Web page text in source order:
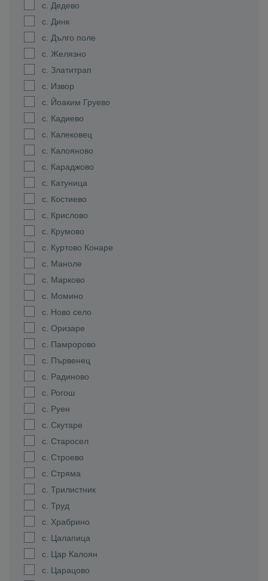
с. Дедево
с. Динк
с. Дълго поле
с. Желязно
с. Златитрап
с. Извор
с. Йоаким Груево
с. Кадиево
с. Калековец
с. Калояново
с. Караджово
с. Катуница
с. Костиево
с. Крислово
с. Крумово
с. Куртово Конаре
с. Маноле
с. Марково
с. Момино
с. Ново село
с. Оризаре
с. Памророво
с. Първенец
с. Радиново
с. Рогош
с. Руен
с. Скутаре
с. Старосел
с. Строево
с. Стряма
с. Трилистник
с. Труд
с. Храбрино
с. Цалапица
с. Цар Калоян
с. Царацово